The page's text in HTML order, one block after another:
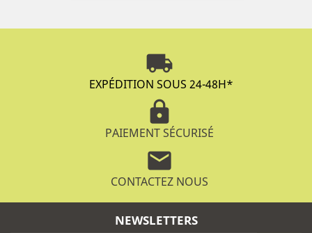
local_shipping
EXPÉDITION SOUS 24-48H*
lock
PAIEMENT SÉCURISÉ
mail
CONTACTEZ NOUS
NEWSLETTERS